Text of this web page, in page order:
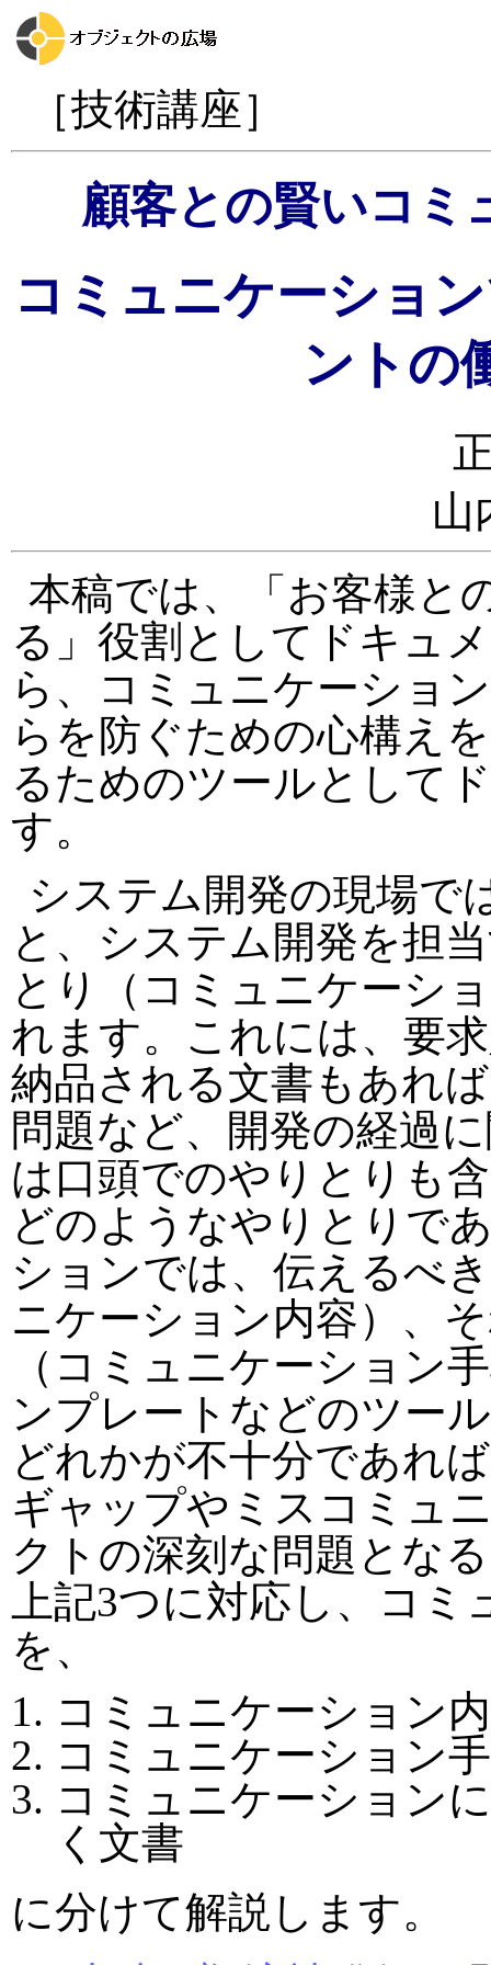
［技術講座］
顧客との賢いコミ
コミュニケーショ
ントの
山
本稿では、「お客様と
る」役割としてドキュ
ら、コミュニケーショ
らを防ぐための心構え
るためのツールとして
す。
システム開発の現場で
と、システム開発を担
とり（コミュニケーシ
れます。これには、要
納品される文書もあれ
問題など、開発の経過
は口頭でのやりとりも
どのようなやりとりで
ションでは、伝えるべ
ニケーション内容）、
（コミュニケーション
ンプレートなどのツー
どれかが不十分であれ
ギャップやミスコミュ
クトの深刻な問題とな
上記3つに対応し、コ
を、
コミュニケーション
コミュニケーション
コミュニケーション
く文書
に分けて解説します。